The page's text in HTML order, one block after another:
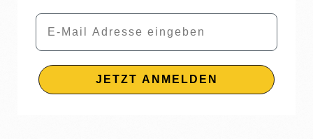
Email
JETZT ANMELDEN